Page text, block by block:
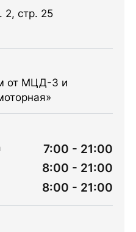
2, стр. 25
от МЦД-3 и
7:00 - 21:00
8:00 - 21:00
8:00 - 21:00